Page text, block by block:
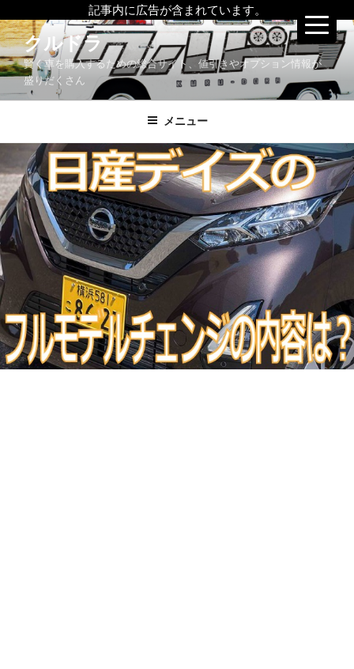
記事内に広告が含まれています。
コ
ン
テ
ツ
ス
ッ
プ
クルドラ
賢く車を購入するための総合サイト、値引きやオプション情報が
盛りだくさん
メニュー